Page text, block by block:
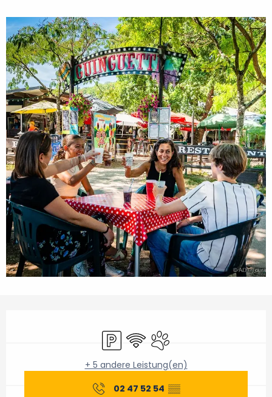
Parkplatz
Wi-Fi Tiere erlaubt
+ 5 andere Leistung(en)
02 47 52 54 ▒▒